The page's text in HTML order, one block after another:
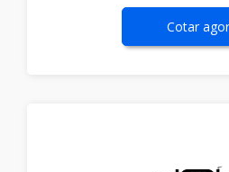
Cotar